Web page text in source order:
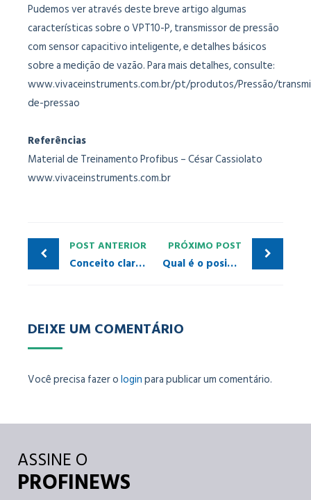
Pudemos ver através deste breve artigo algumas
características sobre o VPT10-P, transmissor de pressão
com sensor capacitivo inteligente, e detalhes básicos
sobre a medição de vazão. Para mais detalhes, consulte:
www.vivaceinstruments.com.br/pt/produtos/Pressão/
de-pressao
Referências
Material de Treinamento Profibus – César Cassiolato
www.vivaceinstruments.com.br
POST ANTERIOR
Conceito claro para Indústria 4.0
PRÓXIMO POST
Qual é o posicionamento do seu FIELDBUS em relação às redes TSN?
DEIXE UM COMENTÁRIO
Você precisa fazer ologinpara publicar um comentário.
ASSINE O
PROFINEWS